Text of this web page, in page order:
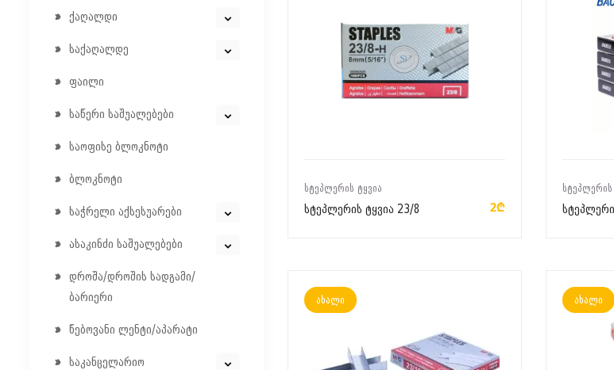
ქაღალდი
საქაღალდე
ფაილი
საწერი საშუალებები
საოფისე ბლოკნოტი
ბლოკნოტი
საჭრელი აქსესუარები
ასაკინძი საშუალებები
დროშა/დროშის სადგამი/
ბარიერი
წებოვანი ლენტი/აპარატი
საკანცელარიო
ᲡᲢᲔᲞᲚᲔᲠᲘᲡ ᲢᲧᲕᲘᲐ
სტეპლერის ტყვია 23/8 2₾
ᲡᲢᲔᲞᲚᲔᲠᲘᲡ
ახალი ახალი